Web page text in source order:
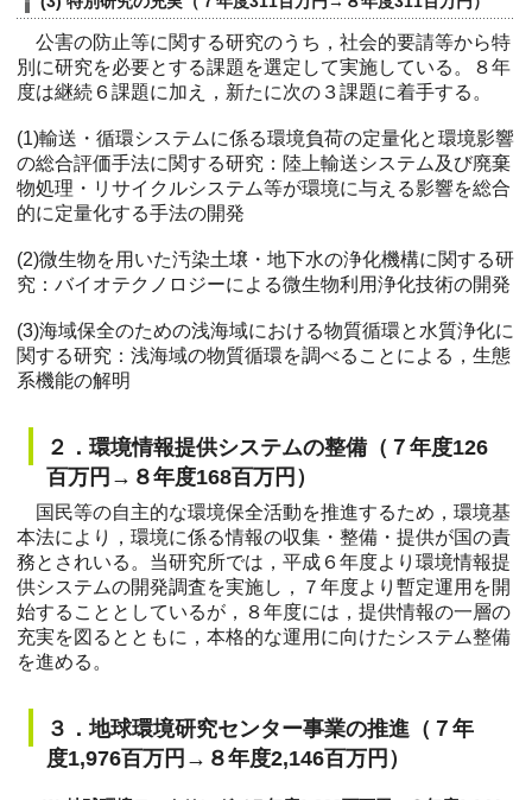
公害の防止等に関する研究のうち，社会的要請等から特
別に研究を必要とする課題を選定して実施している。８年
度は継続６課題に加え，新たに次の３課題に着手する。
(1)輸送・循環システムに係る環境負荷の定量化と環境影響
の総合評価手法に関する研究：陸上輸送システム及び廃棄
物処理・リサイクルシステム等が環境に与える影響を総合
的に定量化する手法の開発
(2)微生物を用いた汚染土壌・地下水の浄化機構に関する研
究：バイオテクノロジーによる微生物利用浄化技術の開発
(3)海域保全のための浅海域における物質循環と水質浄化に
関する研究：浅海域の物質循環を調べることによる，生態
系機能の解明
２．環境情報提供システムの整備（７年度126
百万円→８年度168百万円）
国民等の自主的な環境保全活動を推進するため，環境基
本法により，環境に係る情報の収集・整備・提供が国の責
務とされいる。当研究所では，平成６年度より環境情報提
供システムの開発調査を実施し，７年度より暫定運用を開
始することとしているが，８年度には，提供情報の一層の
充実を図るとともに，本格的な運用に向けたシステム整備
を進める。
３．地球環境研究センター事業の推進（７年
度1,976百万円→８年度2,146百万円）